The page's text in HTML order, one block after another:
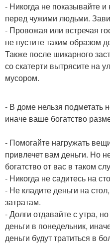
- Никогда не показывайте и
перед чужими людьми.
- Провожая или встречая
не пустите таким образом
Также после шикарного
со скатерти вытрясите на
мусором.
- В доме нельзя подметать
иначе ваше богатство
- Помогайте нагружать
привлечет вам деньги. Но
богатство от вас в таком
- Никогда не садитесь на
- Не кладите деньги на
затратам.
- Долги отдавайте с утра,
деньги в понедельник,
деньги будут тратиться в